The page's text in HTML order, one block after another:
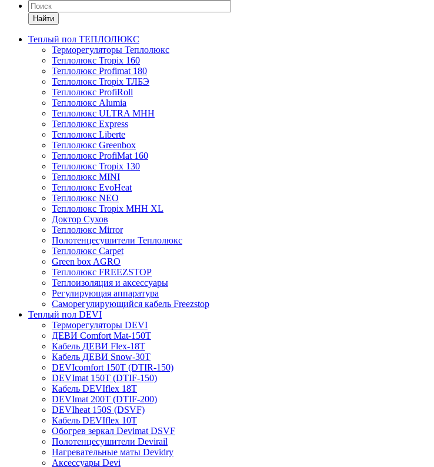
Найти
Теплый пол ТЕПЛОЛЮКС
Терморегуляторы Теплолюкс
Теплолюкс Tropix 160
Теплолюкс Profimat 180
Теплолюкс Tropix ТЛБЭ
Теплолюкс ProfiRoll
Теплолюкс Alumia
Теплолюкс ULTRA МНН
Теплолюкс Express
Теплолюкс Liberte
Теплолюкс Greenbox
Теплолюкс ProfiMat 160
Теплолюкс Tropix 130
Теплолюкс MINI
Теплолюкс EvoHeat
Теплолюкс NEO
Теплолюкс Tropix МНН XL
Доктор Сухов
Теплолюкс Mirror
Полотенцесушители Теплолюкс
Теплолюкс Carpet
Green box AGRO
Теплолюкс FREEZSTOP
Теплоизоляция и аксессуары
Регулирующая аппаратура
Cаморегулирующийся кабель Freezstop
Теплый пол DEVI
Терморегуляторы DEVI
ДЕВИ Comfort Mat-150T
Кабель ДЕВИ Flex-18T
Кабель ДЕВИ Snow-30T
DEVIcomfort 150T (DTIR-150)
DEVImat 150T (DTIF-150)
Кабель DEVIflex 18T
DEVImat 200T (DTIF-200)
DEVIheat 150S (DSVF)
Кабель DEVIflex 10T
Обогрев зеркал Devimat DSVF
Полотенцесушители Devirail
Нагревательные маты Devidry
Аксессуары Devi